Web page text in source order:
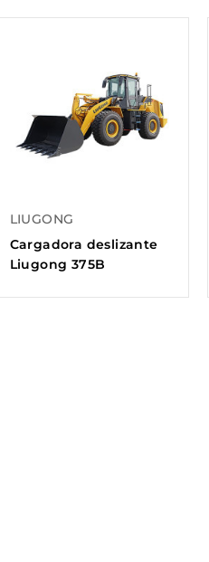
LIUGONG
Cargadora deslizante
Liugong 375B